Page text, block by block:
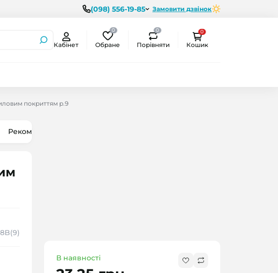
(098) 556-19-85 Замовити дзвінок
Кабінет
0
Обране
0
Порівняти
0
Кошик
покриттям р.9
Рекомендуємо
В наявності